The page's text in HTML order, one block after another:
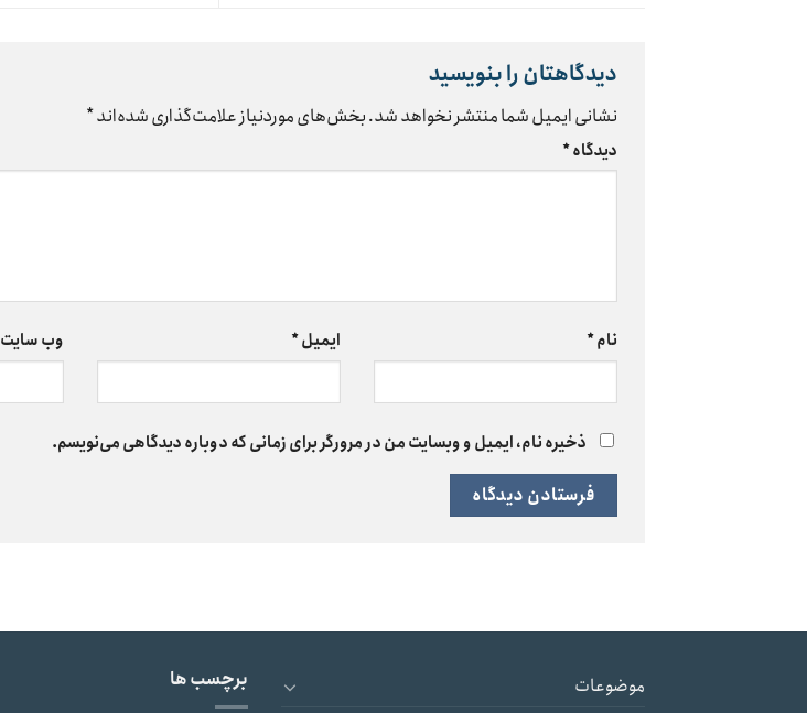
دیدگاهتان را بنویسید
نشانی ایمیل شما منتشر نخواهد شد.بخش‌های موردنیاز علامت‌گذاری شده‌اند*
دیدگاه*
نام* ایمیل* وب‌ سایت
ذخیره نام، ایمیل و وبسایت من در مرورگر برای زمانی که دوباره دیدگاهی می‌نویسم.
موضوعات
برچسب ها